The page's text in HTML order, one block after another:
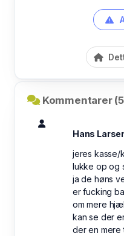
Kommentarer
Hans
jeres kasse/
lukke op og
ja de høns
er fucking
om mere
kan se der
der en mere